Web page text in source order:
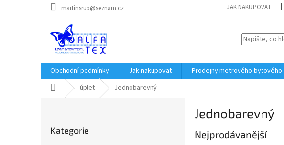
na
martinsrub@seznam.cz JAK NAKUPOVAT
Obchodní podmínky Jak nakupovat Prodejny metrového bytového
Domů úplet Jednobarevný
kategorie
Kategorie
Jednobarevný
Nejprodávanější